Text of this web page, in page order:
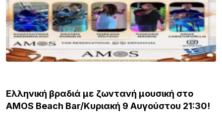
Ελληνική βραδιά με ζωντανή μουσική στο
AMOS Beach Bar/Κυριακή 9 Αυγούστου 21:30!